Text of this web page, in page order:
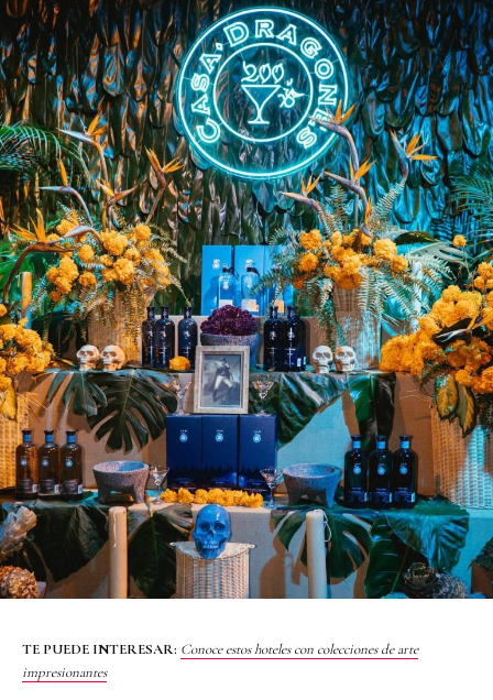
TE PUEDE INTERESAR: Conoce estos hoteles con colecciones de arte
impresionantes